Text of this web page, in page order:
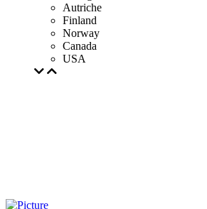
Autriche
Finland
Norway
Canada
USA